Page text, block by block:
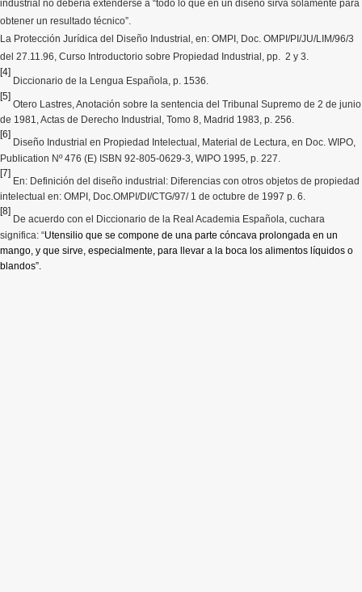
industrial no debería extenderse a “todo lo que en un diseño sirva solamente para
obtener un resultado técnico”.
La Protección Jurídica del Diseño Industrial, en: OMPI, Doc. OMPI/PI/JU/LIM/96/3
del 27.11.96, Curso Introductorio sobre Propiedad Industrial, pp. 2 y 3.
[4]
Diccionario de la Lengua Española, p. 1536.
[5]
Otero Lastres, Anotación sobre la sentencia del Tribunal Supremo de 2 de junio
de 1981, Actas de Derecho Industrial, Tomo 8, Madrid 1983, p. 256.
[6]
Diseño Industrial en Propiedad Intelectual, Material de Lectura, en Doc. WIPO,
Publication Nº 476 (E) ISBN 92-805-0629-3, WIPO 1995, p. 227.
[7]
En: Definición del diseño industrial: Diferencias con otros objetos de propiedad
intelectual en: OMPI, Doc.OMPI/DI/CTG/97/ 1 de octubre de 1997 p. 6.
[8]
De acuerdo con el Diccionario de la Real Academia Española, cuchara
significa: “Utensilio que se compone de una parte cóncava prolongada en un
mango, y que sirve, especialmente, para llevar a la boca los alimentos líquidos o
blandos”.